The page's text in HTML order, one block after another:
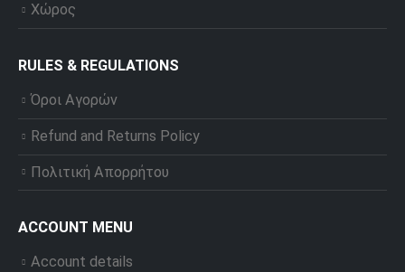
Χώρος
RULES & REGULATIONS
Όροι Αγορών
Refund and Returns Policy
Πολιτική Απορρήτου
ACCOUNT MENU
Account details